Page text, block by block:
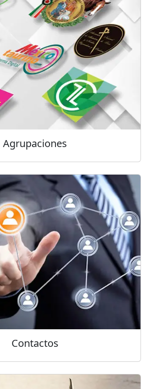
Agrupaciones
Contactos